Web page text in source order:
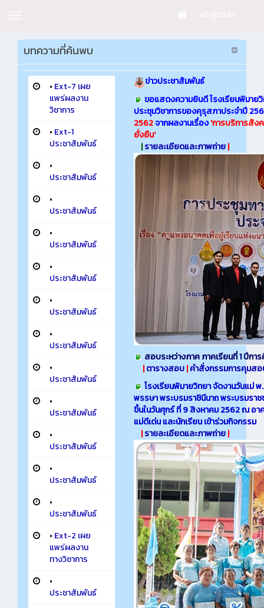
บทความที่ค้นพบ
• Ext-7 เผย
แพร่ผลงาน
วิชาการ
• Ext-1
ประชาสัมพันธ์
•
ประชาสัมพันธ์
•
ประชาสัมพันธ์
•
ประชาสัมพันธ์
•
ประชาสัมพันธ์
•
ประชาสัมพันธ์
•
ประชาสัมพันธ์
•
ประชาสัมพันธ์
•
ประชาสัมพันธ์
•
ประชาสัมพันธ์
•
ประชาสัมพันธ์
•
ประชาสัมพันธ์
• Ext-2 เผย
แพร่ผลงาน
ทางวิชาการ
•
ประชาสัมพันธ์
ข่าวประชาสัมพันธ์
ขอแสดงความยินดี โรงเรียนพิมาย
ประชุมวิชาการของคุรุสภาประจำปี
2562จากผลงานเรื่อง'การบริการสัง
ยั่งยืน'
|รายละเอียดและภาพถ่าย|
สอบระหว่างภาค ภาคเรียนที่ 1 ปีก
|ตารางสอบ|คำสั่งกรรมการคุมส
โรงเรียนพิมายวิทยา จัดงานวันแม่
พรรษา พระบรมราชินีนาถ พระบรมรา
ขึ้นในวันศุกร์ ที่ 9 สิงหาคม 2562 ณ อ
แม่ดีเด่น และนักเรียน เข้าร่วมกิจกรรม
|รายละเอียดและภาพถ่าย|